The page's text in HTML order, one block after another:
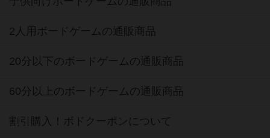
2人用ボードゲームの通販商品
20分以下のボードゲームの通販商品
60分以上のボードゲームの通販商品
割引購入！ボドクーポンについて